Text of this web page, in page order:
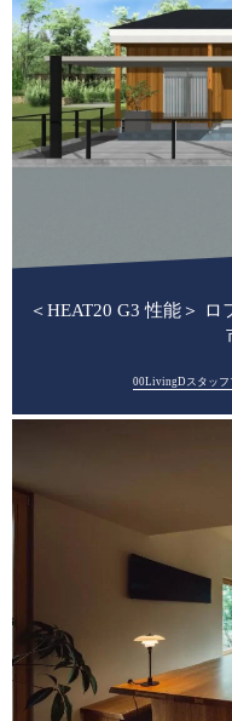
＜HEAT20 G3 性能＞
00LivingDスタッフ